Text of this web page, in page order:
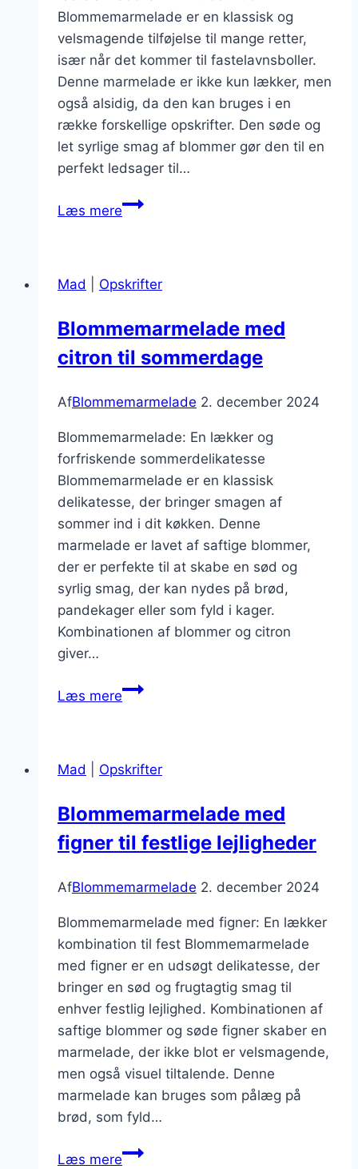
Blommemarmelade er en klassisk og
velsmagende tilføjelse til mange retter,
især når det kommer til fastelavnsboller.
Denne marmelade er ikke kun lækker, men
også alsidig, da den kan bruges i en
række forskellige opskrifter. Den søde og
let syrlige smag af blommer gør den til en
perfekt ledsager til…
Læs mereLækkert
Mad
Opskrifter
Blommemarmelade med
citron til sommerdage
AfBlommemarmelade 2. december 2024
Blommemarmelade: En lækker og
forfriskende sommerdelikatesse
Blommemarmelade er en klassisk
delikatesse, der bringer smagen af
sommer ind i dit køkken. Denne
marmelade er lavet af saftige blommer,
der er perfekte til at skabe en sød og
syrlig smag, der kan nydes på brød,
pandekager eller som fyld i kager.
Kombinationen af blommer og citron
giver…
Læs mereBlommemarmelade
sommerdage
Mad Opskrifter
Blommemarmelade med
figner til festlige lejligheder
AfBlommemarmelade 2. december 2024
Blommemarmelade med figner: En lækker
kombination til fest Blommemarmelade
med figner er en udsøgt delikatesse, der
bringer en sød og frugtagtig smag til
enhver festlig lejlighed. Kombinationen af
saftige blommer og søde figner skaber en
marmelade, der ikke blot er velsmagende,
men også visuel tiltalende. Denne
marmelade kan bruges som pålæg på
brød, som fyld…
Læs mereBlommemarmelade